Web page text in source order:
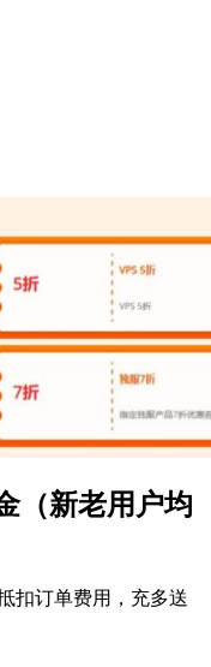
（新老用户均
扣订单费用，充多送